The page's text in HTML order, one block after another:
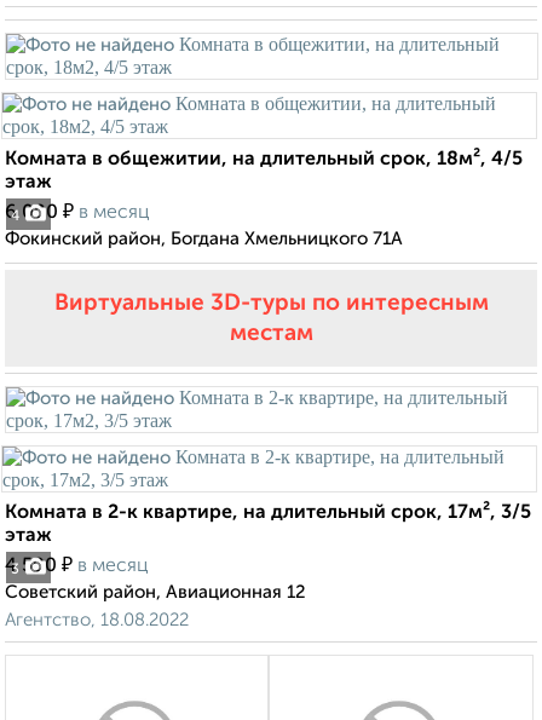
4
Комната в общежитии, на длительный срок, 18м², 4/5
этаж
6 000 ₽ в месяц
Фокинский район, Богдана Хмельницкого 71А
Виртуальные 3D-туры по интересным
местам
3
Комната в 2-к квартире, на длительный срок, 17м², 3/5
этаж
4 500 ₽ в месяц
Советский район, Авиационная 12
Агентство, 18.08.2022